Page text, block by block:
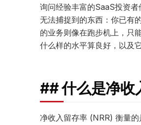
询问经验丰富的SaaS投资
无法捕捉到的东西：你已有
的业务则像在跑步机上，只
什么样的水平算良好，以及
## 什么是净收
净收入留存率 (NRR) 衡量